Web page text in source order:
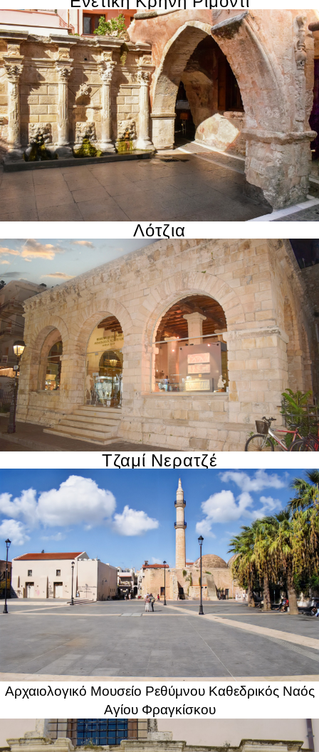
Λότζια
Τζαμί Νερατζέ
Αρχαιολογικό Μουσείο Ρεθύμνου Καθεδρικός Ναός
Αγίου Φραγκίσκου